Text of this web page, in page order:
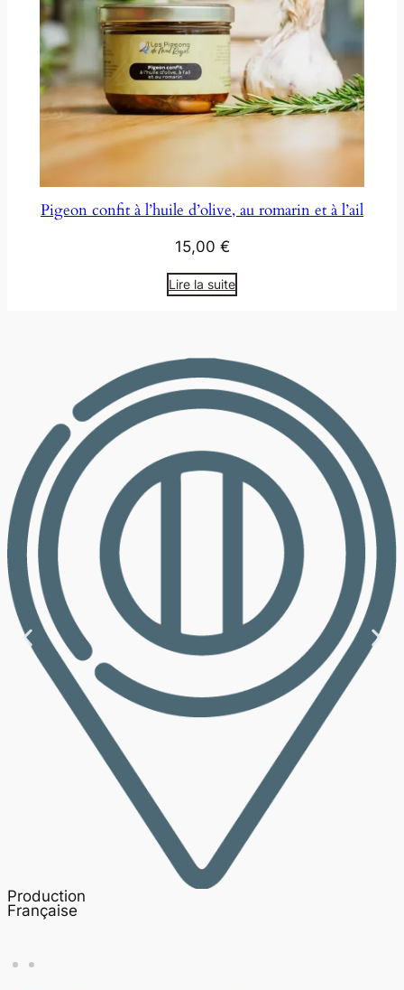
Pigeon confit à l’huile d’olive, au romarin et à l’ail
15,00 €
Lire la suite
Production
Française